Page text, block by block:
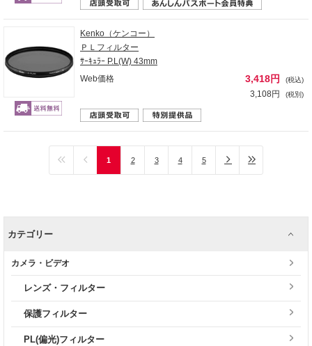
Kenko（ケンコー）
ＰＬフィルター
ｻｰｷｭﾗｰ P.L(W) 43mm
Web価格
3,418円 (税込)
3,108円 (税別)
1 2 3 4 5
カテゴリー
カメラ・ビデオ
レンズ・フィルター
保護フィルター
PL(偏光)フィルター